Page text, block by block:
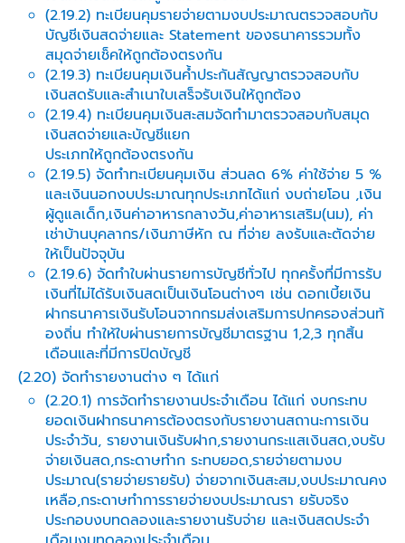
(2.19.2) ทะเบียนคุมรายจ่ายตามงบประมาณตรวจสอบกับ
บัญชีเงินสดจ่ายและ Statement ของธนาคารรวมทั้ง
สมุดจ่ายเช็คให้ถูกต้องตรงกัน
(2.19.3) ทะเบียนคุมเงินค้ำประกันสัญญาตรวจสอบกับ
เงินสดรับและสำเนาใบเสร็จรับเงินให้ถูกต้อง
(2.19.4) ทะเบียนคุมเงินสะสมจัดทำมาตรวจสอบกับสมุด
เงินสดจ่ายและบัญชีแยก
ประเภทให้ถูกต้องตรงกัน
(2.19.5) จัดทำทะเบียนคุมเงิน ส่วนลด 6% ค่าใช้จ่าย 5 %
และเงินนอกงบประมาณทุกประเภทได้แก่ งบถ่ายโอน ,เงิน
ผู้ดูแลเด็ก,เงินค่าอาหารกลางวัน,ค่าอาหารเสริม(นม), ค่า
เช่าบ้านบุคลากร/เงินภาษีหัก ณ ที่จ่าย ลงรับและตัดจ่าย
ให้เป็นปัจจุบัน
(2.19.6) จัดทำใบผ่านรายการบัญชีทั่วไป ทุกครั้งที่มีการรับ
เงินที่ไม่ได้รับเงินสดเป็นเงินโอนต่างๆ เช่น ดอกเบี้ยเงิน
ฝากธนาคารเงินรับโอนจากกรมส่งเสริมการปกครองส่วนท้
องถิ่น ทำให้ใบผ่านรายการบัญชีมาตรฐาน 1,2,3 ทุกสิ้น
เดือนและที่มีการปิดบัญชี
(2.20) จัดทำรายงานต่าง ๆ ได้แก่
(2.20.1) การจัดทำรายงานประจำเดือน ได้แก่ งบกระทบ
ยอดเงินฝากธนาคารต้องตรงกับรายงานสถานะการเงิน
ประจำวัน, รายงานเงินรับฝาก,รายงานกระแสเงินสด,งบรับ
จ่ายเงินสด,กระดาษทำก ระทบยอด,รายจ่ายตามงบ
ประมาณ(รายจ่ายรายรับ) จ่ายจากเงินสะสม,งบประมาณคง
เหลือ,กระดาษทำการรายจ่ายงบประมาณรา ยรับจริง
ประกอบงบทดลองและรายงานรับจ่าย และเงินสดประจำ